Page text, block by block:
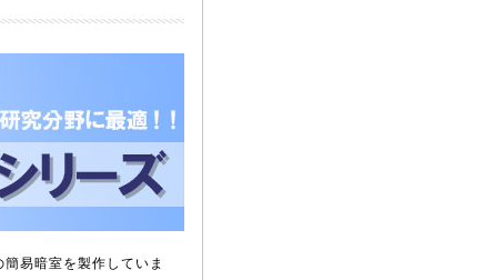
易暗室を製作していま